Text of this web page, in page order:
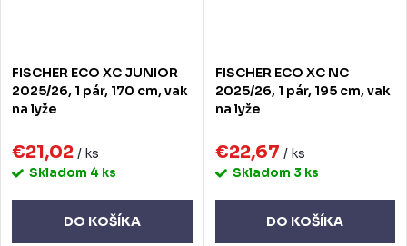
FISCHER ECO XC JUNIOR
2025/26, 1 pár, 170 cm, vak
na lyže
€21,02 / ks
Skladom 4 ks
DO KOŠÍKA
FISCHER ECO XC NC
2025/26, 1 pár, 195 cm, vak
na lyže
€22,67 / ks
Skladom 3 ks
DO KOŠÍKA